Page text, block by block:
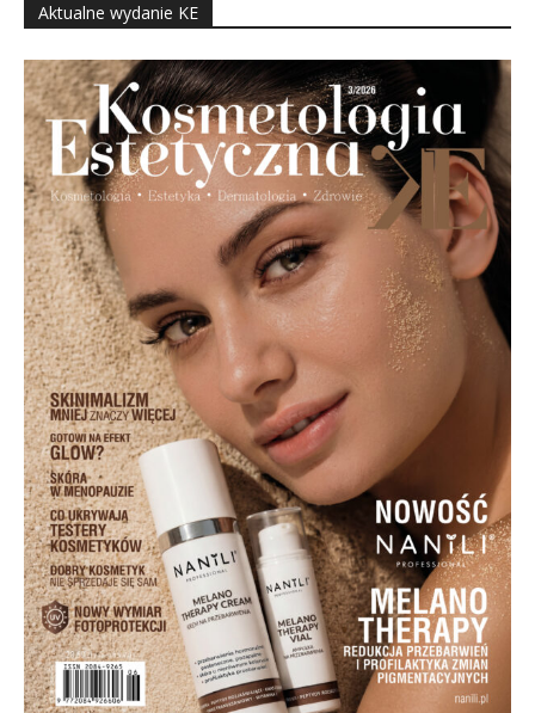
Aktualne wydanie KE